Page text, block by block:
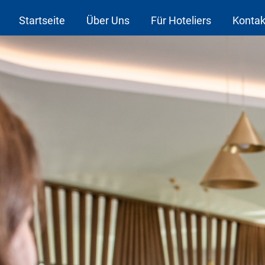
Startseite Über Uns Für Hoteliers